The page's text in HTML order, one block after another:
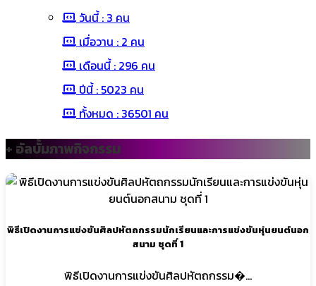
วันนี้ : 3 คน
เมื่อวาน : 2 คน
เดือนนี้ : 296 คน
ปีนี้ : 5023 คน
ทั้งหมด : 36501 คน
+ อัลบั้มภาพกิจกรรม
พิธีเปิดงานการแข่งขันศิลปหัตถกรรมนักเรียนและการแข่งขันหุ่นยนต์นอก
สนาม ชุดที่ 1
พิธีเปิดงานการแข่งขันศิลปหัตถกรรม�...